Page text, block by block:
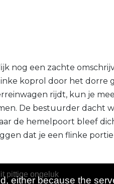
nog een zachte
koprol door het dorre
rijdt, kun je
De bestuurder dacht
de hemelpoort bleef
dat je een flinke